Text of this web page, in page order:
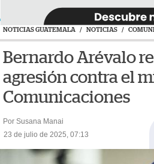
NOTICIAS GUATEMALA / NOTICIAS /
Bernardo Arévalo
agresión contra el
Comunicaciones
Por Susana Manai
23 de julio de 2025, 07:13